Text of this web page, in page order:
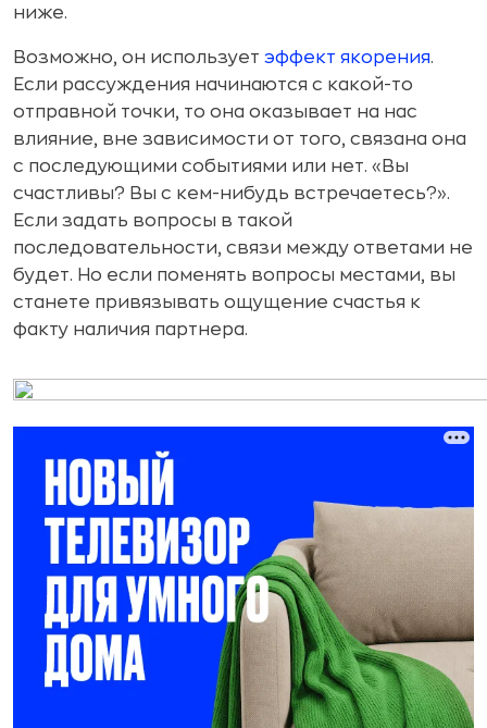
ниже.
Возможно, он использует эффект якорения.
Если рассуждения начинаются с какой-то
отправной точки, то она оказывает на нас
влияние, вне зависимости от того, связана она
с последующими событиями или нет. «Вы
счастливы? Вы с кем-нибудь встречаетесь?».
Если задать вопросы в такой
последовательности, связи между ответами не
будет. Но если поменять вопросы местами, вы
станете привязывать ощущение счастья к
факту наличия партнера.